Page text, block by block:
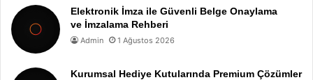
Elektronik İmza ile Güvenli Belge Onaylama
ve İmzalama Rehberi
Admin 1 Ağustos 2026
Kurumsal Hediye Kutularında Premium Çözümler